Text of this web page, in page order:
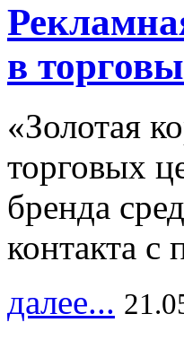
в
«Золотая
торговых
бренда
контакта с
далее...